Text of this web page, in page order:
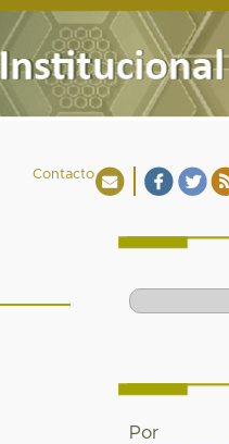
Contacto
Por